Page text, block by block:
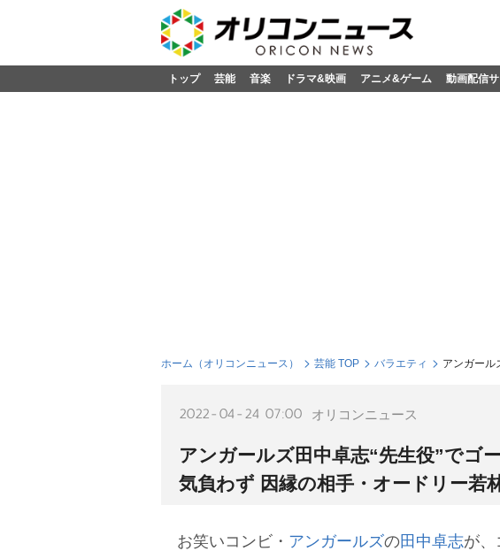
トップ 芸能 音楽 ドラマ&映画 アニメ&ゲーム 動画配信
ホーム（オリコンニュース） 芸能 TOP バラエティ アンガール
2022-04-24 07:00 オリコンニュース
アンガールズ田中卓志“先生役”でゴ
気負わず 因縁の相手・オードリー若
お笑いコンビ・ アンガールズの田中卓志が、